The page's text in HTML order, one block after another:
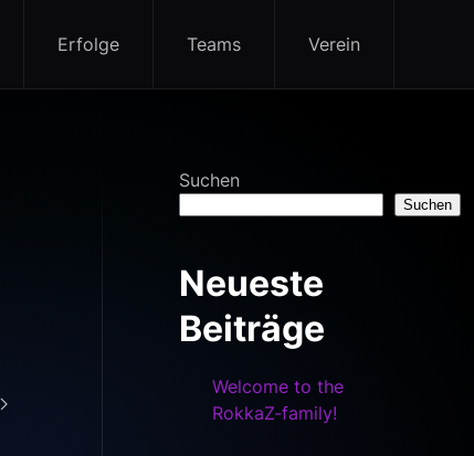
Erfolge Teams Verein
Suchen
Suchen
Neueste
Beiträge
Welcome to the
RokkaZ-family!